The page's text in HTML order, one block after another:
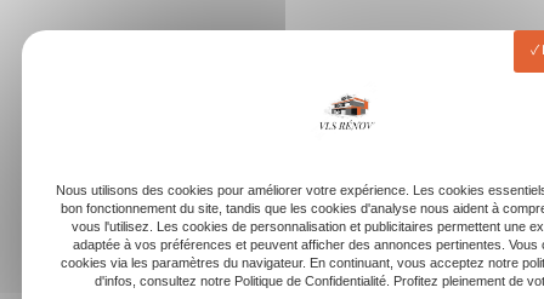
Nous utilisons des cookies pour améliorer votre expérience. Les cookies
bon fonctionnement du site, tandis que les cookies d'analyse nous aident à
vous l'utilisez. Les cookies de personnalisation et publicitaires permettent une
adaptée à vos préférences et peuvent afficher des annonces pertinentes. Vous
cookies via les paramètres du navigateur. En continuant, vous acceptez notre
d'infos, consultez notre Politique de Confidentialité. Profitez pleinement de